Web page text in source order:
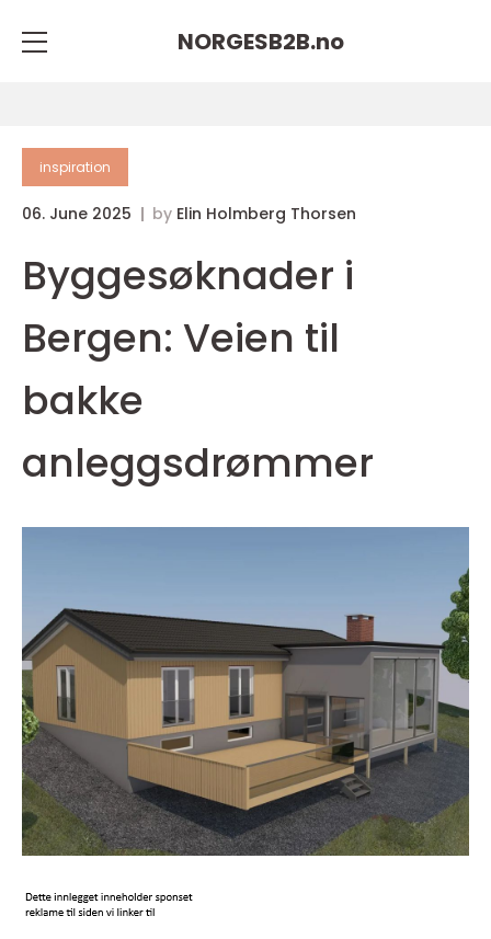
NORGESB2B.no
inspiration
06. June 2025 by Elin Holmberg Thorsen
Byggesøknader i
Bergen: Veien til
bakke
anleggsdrømmer